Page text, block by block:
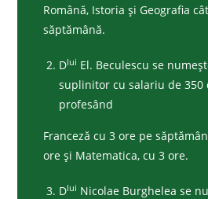
Română, Istoria şi Geografia
săptămână.
Dlui El. Beculescu se
suplinitor cu salariu de 350
profesând
Franceză cu 3 ore pe
ore şi Matematica, cu 3 ore.
Dlui Nicolae Burghelea se